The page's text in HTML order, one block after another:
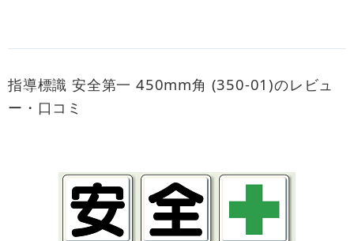
指導標識 安全第一 450mm角 (350-01)のレビュ
ー・口コミ